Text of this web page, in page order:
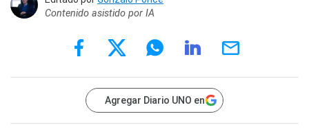
Contenido asistido por IA
Agregar Diario UNO en